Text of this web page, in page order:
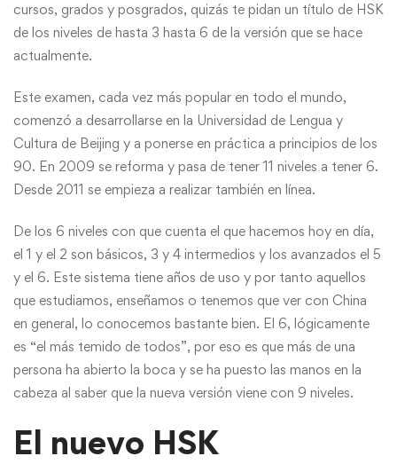
cursos, grados y posgrados, quizás te pidan un título de HSK
de los niveles de hasta 3 hasta 6 de la versión que se hace
actualmente.
Este examen, cada vez más popular en todo el mundo,
comenzó a desarrollarse en la Universidad de Lengua y
Cultura de Beijing y a ponerse en práctica a principios de los
90. En 2009 se reforma y pasa de tener 11 niveles a tener 6.
Desde 2011 se empieza a realizar también en línea.
De los 6 niveles con que cuenta el que hacemos hoy en día,
el 1 y el 2 son básicos, 3 y 4 intermedios y los avanzados el 5
y el 6. Este sistema tiene años de uso y por tanto aquellos
que estudiamos, enseñamos o tenemos que ver con China
en general, lo conocemos bastante bien. El 6, lógicamente
es “el más temido de todos”, por eso es que más de una
persona ha abierto la boca y se ha puesto las manos en la
cabeza al saber que la nueva versión viene con 9 niveles.
El nuevo HSK